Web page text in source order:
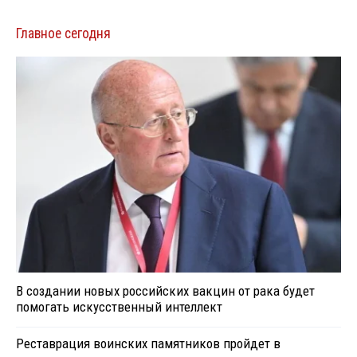
Главное сегодня
В создании новых российских вакцин от рака будет
помогать искусственный интеллект
Реставрация воинских памятников пройдет в